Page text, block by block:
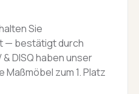
Sie
— bestätigt durch
DISQ haben unser
zum 1. Platz